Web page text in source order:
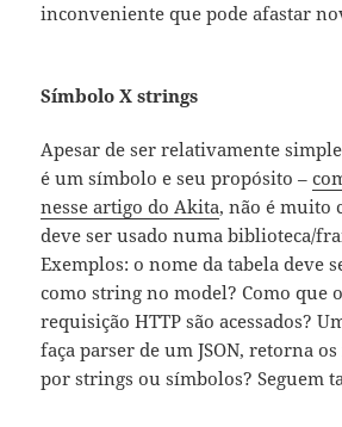
inconveniente que pode afastar
Símbolo X strings
Apesar de ser relativamente
é um símbolo e seu propósito –
nesse artigo do Akita, não é muito
deve ser usado numa biblioteca/
Exemplos: o nome da tabela deve
como string no model? Como que
requisição HTTP são acessados?
faça parser de um JSON, retorna
por strings ou símbolos? Seguem